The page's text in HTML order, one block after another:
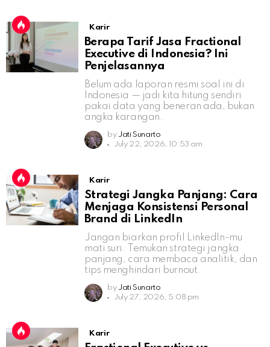
Karir
Berapa Tarif Jasa Fractional
Executive di Indonesia? Ini
Penjelasannya
Belum ada laporan resmi soal ini di
Indonesia — jadi kita hitung sendiri
pakai data yang beneran ada, bukan
angka karangan.
by Jati Sunarto
July 22, 2026, 10:53 am
Karir
Strategi Jangka Panjang: Cara
Menjaga Konsistensi Personal
Brand di LinkedIn
Jangan biarkan profil LinkedIn-mu
mati suri. Temukan strategi jangka
panjang, cara membaca analitik, dan
tips menghindari burnout.
by Jati Sunarto
July 27, 2026, 5:08 pm
Karir